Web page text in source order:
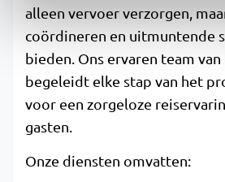
alleen vervoer verzorgen,
coördineren en uitmuntende
bieden. Ons ervaren team
begeleidt elke stap van het
voor een zorgeloze
gasten.
Onze diensten omvatten: